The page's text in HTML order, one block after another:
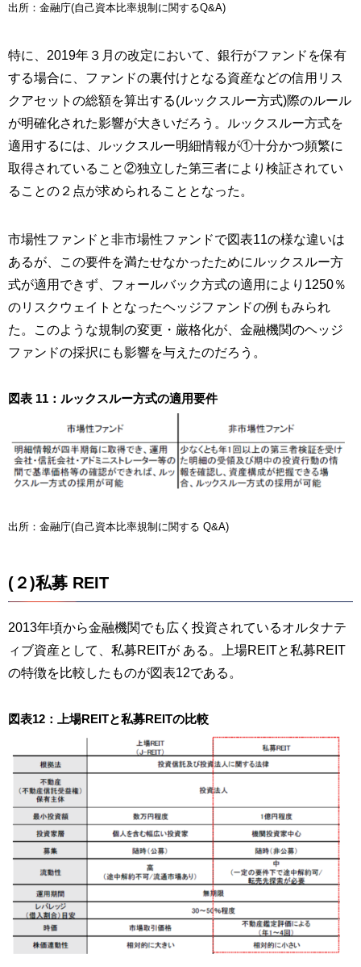
出所：金融庁(自己資本比率規制に関するQ&A)
特に、2019年３月の改定において、銀行がファンドを保有
する場合に、ファンドの裏付けとなる資産などの信用リス
クアセットの総額を算出する(ルックスルー方式)際のルール
が明確化された影響が大きいだろう。ルックスルー方式を
適用するには、ルックスルー明細情報が①十分かつ頻繁に
取得されていること②独立した第三者により検証されてい
ることの２点が求められることとなった。
市場性ファンドと非市場性ファンドで図表11の様な違いは
あるが、この要件を満たせなかったためにルックスルー方
式が適用できず、フォールバック方式の適用により1250％
のリスクウェイトとなったヘッジファンドの例もみられ
た。このような規制の変更・厳格化が、金融機関のヘッジ
ファンドの採択にも影響を与えたのだろう。
図表 11：ルックスルー方式の適用要件
出所：金融庁(自己資本比率規制に関する Q&A)
(２)私募 REIT
2013年頃から金融機関でも広く投資されているオルタナテ
ィブ資産として、私募REITが ある。上場REITと私募REIT
の特徴を比較したものが図表12である。
図表12：上場REITと私募REITの比較